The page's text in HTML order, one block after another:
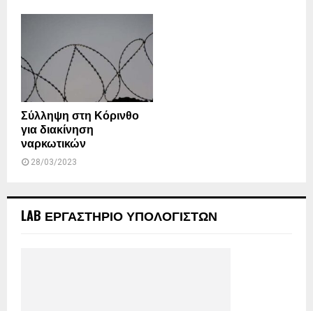
Σύλληψη στη Κόρινθο
για διακίνηση
ναρκωτικών
28/03/2023
LAB ΕΡΓΑΣΤΗΡΙΟ ΥΠΟΛΟΓΙΣΤΩΝ